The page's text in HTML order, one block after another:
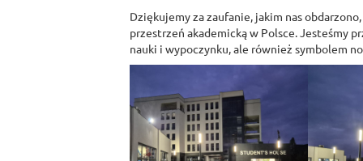
Dziękujemy za zaufanie, jakim nas
przestrzeń akademicką w Polsce. Jesteśmy
nauki i wypoczynku, ale również symbolem